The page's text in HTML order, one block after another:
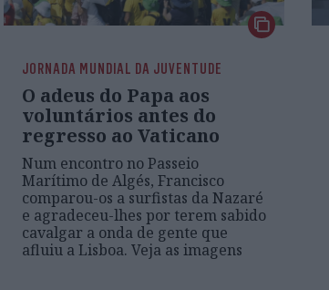
JORNADA MUNDIAL DA JUVENTUDE
O adeus do Papa aos
voluntários antes do
regresso ao Vaticano
Num encontro no Passeio
Marítimo de Algés, Francisco
comparou-os a surfistas da Nazaré
e agradeceu-lhes por terem sabido
cavalgar a onda de gente que
afluiu a Lisboa. Veja as imagens